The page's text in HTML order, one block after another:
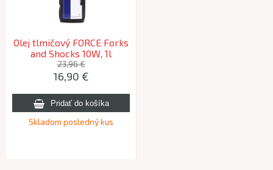
Olej tlmičový FORCE Forks
and Shocks 10W, 1l
23,96 €
16,90 €
Skladom posledný kus